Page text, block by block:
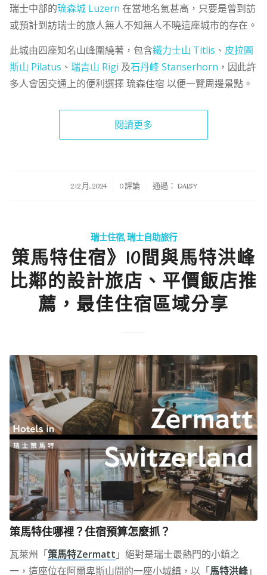
瑞士中部的琉森城 Luzern 在當地名氣甚高，只要是曾到訪
或預計到訪瑞士的旅人無人不知無人不曉這座城市的存在。
此城由四座知名山峰圍繞著，包含鐵力士山 Titlis 、 皮拉圖
斯山 Pilatus 、 瑞吉山 Rigi 及石丹峰 Stanserhorn ，因此許
多人會因交通上的便利選擇 琉森住宿 以便一覽周邊景點。
閱讀更多
2 12 月, 2024
/ 0 評論 通過： DAISY
瑞士住宿,瑞士自助旅行
策馬特住宿》10間與馬特洪峰
比鄰的設計旅店、平價飯店推
薦，最佳住宿區域分享
策馬特住哪裡？住宿預算怎麼抓？
瓦萊州「策馬特Zermatt 」絕對是瑞士最熱門的小鎮之
一，這座位在阿爾卑斯山間的一座小城鎮，以「馬特洪峰」